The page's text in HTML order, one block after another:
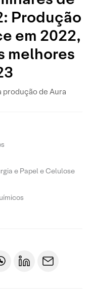
Produção
em 2022,
melhores
produção de Aura
e Papel e Celulose